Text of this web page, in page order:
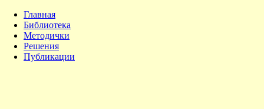
Главная
Библиотека
Методички
Решения
Публикации